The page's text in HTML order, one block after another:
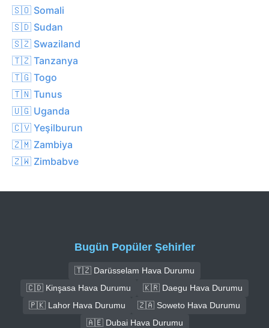
🇸🇴 Somali
🇸🇩 Sudan
🇸🇿 Swaziland
🇹🇿 Tanzanya
🇹🇬 Togo
🇹🇳 Tunus
🇺🇬 Uganda
🇨🇻 Yeşilburun
🇿🇲 Zambiya
🇿🇼 Zimbabve
Bugün Popüler Şehirler
🇹🇿 Darüsselam Hava Durumu
🇨🇩 Kinşasa Hava Durumu
🇰🇷 Daegu Hava Durumu
🇵🇰 Lahor Hava Durumu
🇿🇦 Soweto Hava Durumu
🇦🇪 Dubai Hava Durumu